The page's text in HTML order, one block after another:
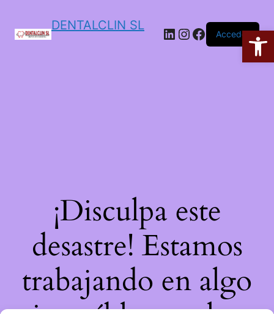
DENTALCLIN SL
Acceder
¡Disculpa este
desastre! Estamos
trabajando en algo